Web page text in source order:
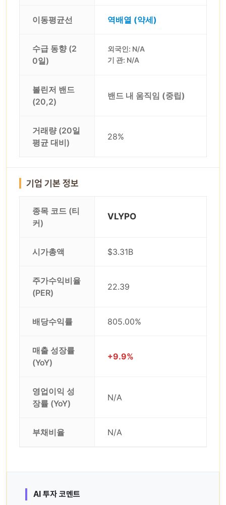
이동평균선 역배열 (약세)
수급 동향 (2
0일)
외국인: N/A
기 관: N/A
볼린저 밴드
(20,2)
밴드 내 움직임 (중립)
거래량 (20일
평균 대비)
28%
기업 기본 정보
종목 코드 (티
커)
VLYPO
시가총액 $3.31B
주가수익비율
(PER)
22.39
배당수익률 805.00%
매출 성장률
(YoY)
+9.9%
영업이익 성
장률 (YoY)
N/A
부채비율 N/A
AI 투자 코멘트